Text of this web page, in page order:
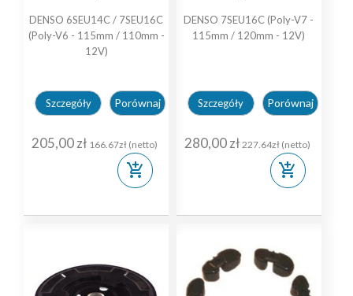
DENSO 6SEU14C / 7SEU16C
(Poly-V6 - 115mm / 110mm -
12V)
Szczegóły Porównaj
205,00 zł 166.67zł (netto)
add_shopping_cart
DENSO 7SEU16C (Poly-V7 -
115mm / 120mm - 12V)
Szczegóły Porównaj
280,00 zł 227.64zł (netto)
add_shopping_cart